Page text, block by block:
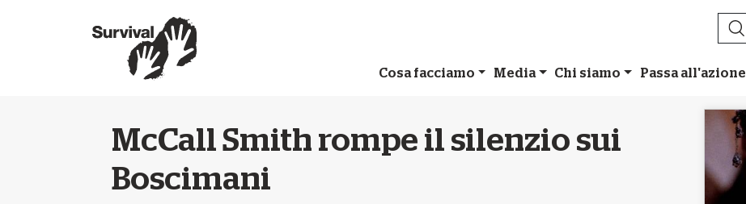
Cosa facciamo Media Chi siamo Passa all'azione
McCall Smith rompe il silenzio sui
Boscimani